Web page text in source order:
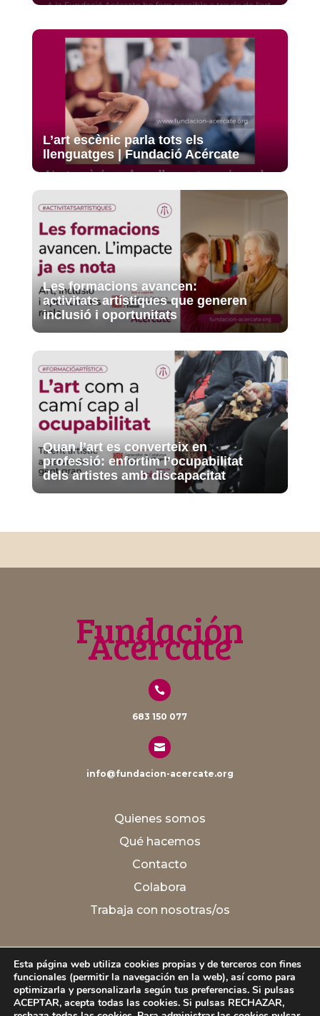
L’art escènic parla tots els
llenguatges | Fundació Acércate
Les formacions avancen:
activitats artístiques que generen
inclusió i oportunitats
Quan l’art es converteix en
professió: enfortim l’ocupabilitat
dels artistes amb discapacitat
Fundación
Acércate

683 150 077

info@fundacion-acercate.org
Quienes somos
Qué hacemos
Contacto
Colabora
Trabaja con nosotras/os
Política de Privacidad
Política de Cookies
Esta página web utiliza cookies propias y de terceros con fines
funcionales (permitir la navegación en la web), así como para
optimizarla y personalizarla según tus preferencias. Si pulsas
ACEPTAR, acepta todas las cookies. Si pulsas RECHAZAR,